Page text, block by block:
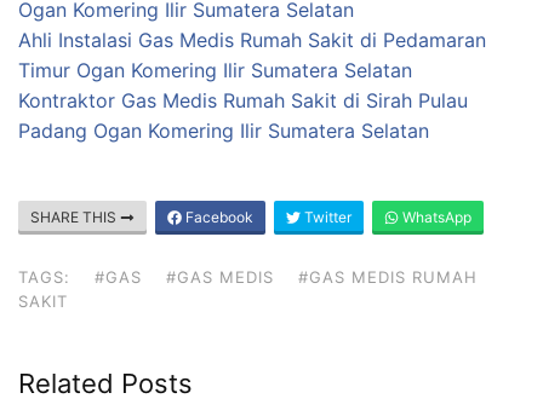
Ogan Komering Ilir Sumatera Selatan
Ahli Instalasi Gas Medis Rumah Sakit di Pedamaran
Timur Ogan Komering Ilir Sumatera Selatan
Kontraktor Gas Medis Rumah Sakit di Sirah Pulau
Padang Ogan Komering Ilir Sumatera Selatan
SHARE THIS Facebook Twitter WhatsApp
TAGS: #GAS #GAS MEDIS
#GAS MEDIS RUMAH
SAKIT
Related Posts